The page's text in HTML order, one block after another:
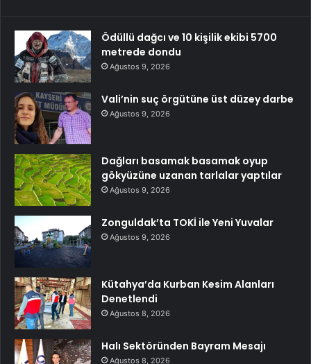
Ödüllü dağcı ve 10 kişilik ekibi 5700
metrede dondu
Ağustos 9, 2026
Vali’nin suç örgütüne üst düzey darbe
Ağustos 9, 2026
Dağları basamak basamak oyup
gökyüzüne uzanan tarlalar yaptılar
Ağustos 9, 2026
Zonguldak’ta TOKİ ile Yeni Yuvalar
Ağustos 9, 2026
Kütahya’da Kurban Kesim Alanları
Denetlendi
Ağustos 8, 2026
Halı Sektöründen Bayram Mesajı
Ağustos 8, 2026